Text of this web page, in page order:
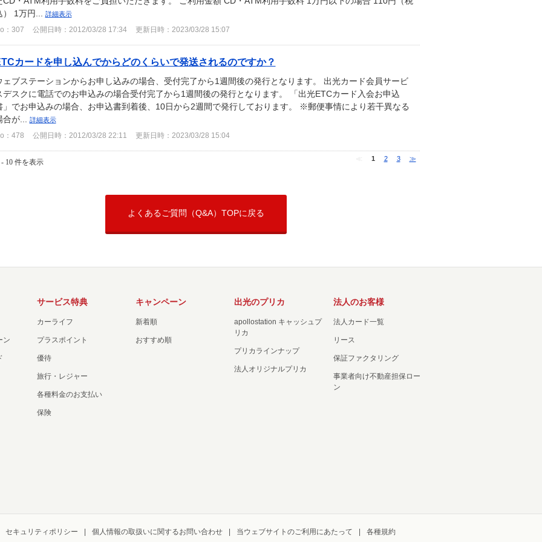
） 1万円...
詳細表示
：307 公開日時：2012/03/28 17:34 更新日時：2023/03/28 15:07
カードを申し込んでからどのくらいで発送されるのですか？
ェブステーションからお申し込みの場合、受付完了から1週間後の発行となります。 出光カード会員サービ
デスクに電話でのお申込みの場合受付完了から1週間後の発行となります。 「出光ETCカード入会お申込
」でお申込みの場合、お申込書到着後、10日から2週間で発行しております。 ※郵便事情により若干異なる
合が...
詳細表示
：478 公開日時：2012/03/28 22:11 更新日時：2023/03/28 15:04
10 件を表示 1 2 3 ≫
よくあるご質問（Q&A）TOPに戻る
ン
サービス特典
カーライフ
プラスポイント
優待
旅行・レジャー
各種料金のお支払い
保険
キャンペーン
新着順
おすすめ順
出光のプリカ
apollostation キャッシュプ
リカ
プリカラインナップ
法人オリジナルプリカ
法人のお客様
法人カード一覧
リース
保証ファクタリング
事業者向け不動産担保ロー
ン
セキュリティポリシー 個人情報の取扱いに関するお問い合わせ 当ウェブサイトのご利用にあたって 各種規約